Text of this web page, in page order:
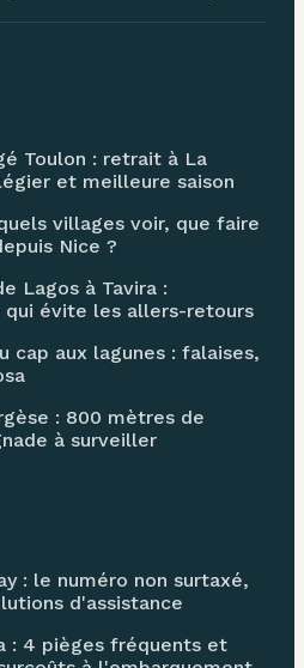
Toulon : retrait à La
et meilleure saison
villages voir, que faire
Nice ?
Lagos à Tavira :
qui évite les allers-retours
cap aux lagunes : falaises,
: 800 mètres de
à surveiller
: le numéro non surtaxé,
d'assistance
: 4 pièges fréquents et